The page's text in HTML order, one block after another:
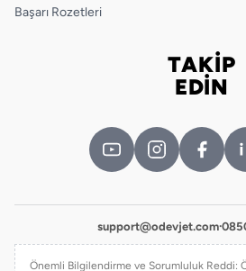
Başarı Rozetleri
TAKİP
EDİN
support@odevjet.com·
Önemli Bilgilendirme ve Sorumluluk Reddi: